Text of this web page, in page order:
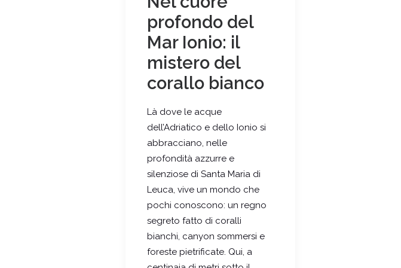
profondo del
Mar Ionio: il
mistero del
corallo bianco
Là dove le acque
dell’Adriatico e dello Ionio si
abbracciano, nelle
profondità azzurre e
silenziose di Santa Maria di
Leuca, vive un mondo che
pochi conoscono: un regno
segreto fatto di coralli
bianchi, canyon sommersi e
foreste pietrificate. Qui, a